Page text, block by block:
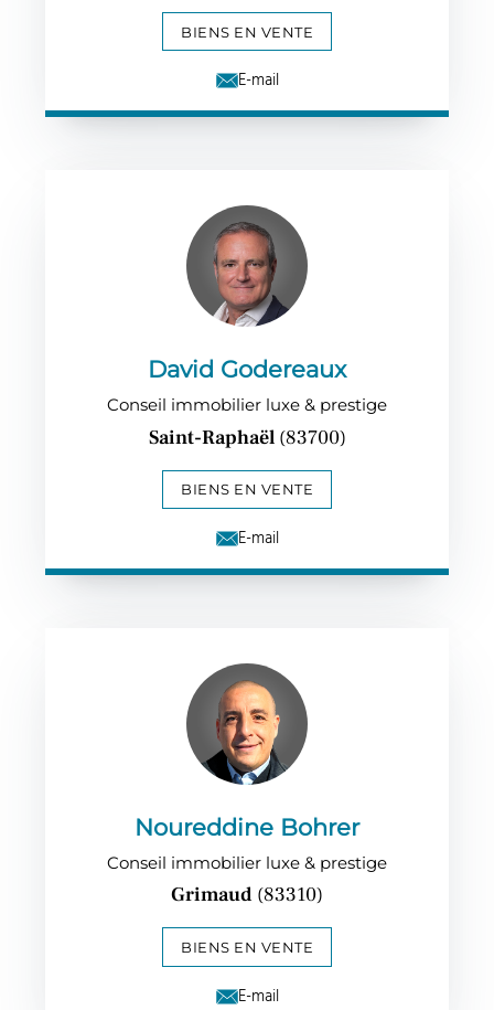
BIENS EN VENTE
E-mail
David Godereaux
Conseil immobilier luxe & prestige
Saint-Raphaël (83700)
BIENS EN VENTE
E-mail
Noureddine Bohrer
Conseil immobilier luxe & prestige
Grimaud (83310)
BIENS EN VENTE
E-mail